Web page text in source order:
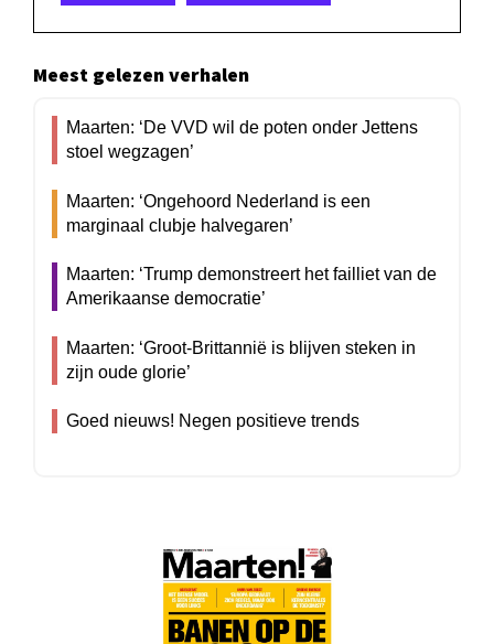
Meest gelezen verhalen
Maarten: ‘De VVD wil de poten onder Jettens
stoel wegzagen’
Maarten: ‘Ongehoord Nederland is een
marginaal clubje halvegaren’
Maarten: ‘Trump demonstreert het failliet van de
Amerikaanse democratie’
Maarten: ‘Groot-Brittannië is blijven steken in
zijn oude glorie’
Goed nieuws! Negen positieve trends